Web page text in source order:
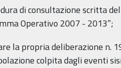
di consultazione scritta
Operativo 2007 - 2013”;
la propria deliberazione n.
colpita dagli eventi